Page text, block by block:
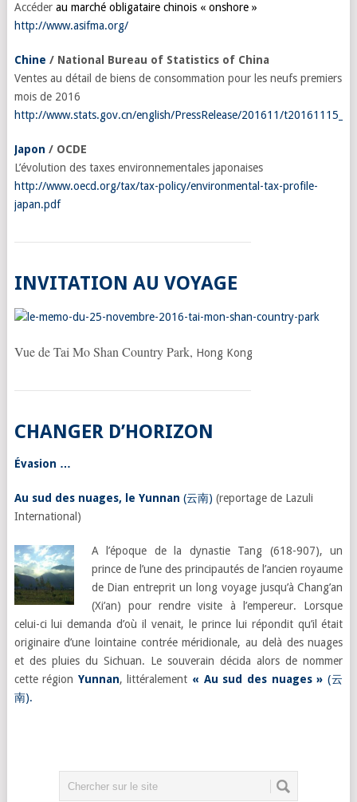
Accéderau marché obligataire chinois « onshore »
http://www.asifma.org/
Chine / National Bureau of Statistics of China
Ventes au détail de biens de consommation pour les neufs premiers
mois de 2016
http://www.stats.gov.cn/english/PressRelease/201611/
Japon / OCDE
L’évolution des taxes environnementales japonaises
http://www.oecd.org/tax/tax-policy/environmental-tax-profile-
japan.pdf
INVITATION AU VOYAGE
Vue de Tai Mo Shan Country Park, Hong Kong
CHANGER D’HORIZON
Évasion …
Au sud des nuages, le Yunnan (云南) (reportage de Lazuli
International)
A l’époque de la dynastie Tang (618-907), un
prince de l’une des principautés de l’ancien royaume
de Dian entreprit un long voyage jusqu’à Chang’an
(Xi’an) pour rendre visite à l’empereur. Lorsque
celui-ci lui demanda d’où il venait, le prince lui répondit qu’il était
originaire d’une lointaine contrée méridionale, au delà des nuages
et des pluies du Sichuan. Le souverain décida alors de nommer
cette région Yunnan, littéralement « Au sud des nuages » (云
南).